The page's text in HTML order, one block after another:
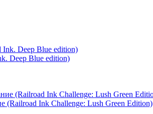
Deep Blue edition)
Ink Challenge: Lush Green Edition)